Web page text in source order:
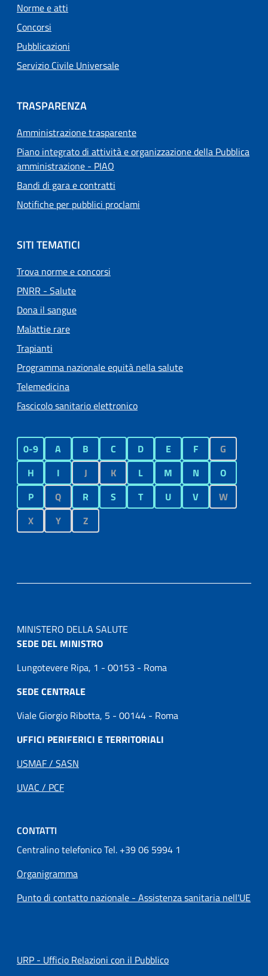
Norme e atti
Concorsi
Pubblicazioni
Servizio Civile Universale
TRASPARENZA
Amministrazione trasparente
Piano integrato di attività e organizzazione della Pubblica
amministrazione - PIAO
Bandi di gara e contratti
Notifiche per pubblici proclami
SITI TEMATICI
Trova norme e concorsi
PNRR - Salute
Dona il sangue
Malattie rare
Trapianti
Programma nazionale equità nella salute
Telemedicina
Fascicolo sanitario elettronico
0-9 A B C D E F
G
H
I J K L M N
O
P
Q R S T U V
W
X
Y Z
MINISTERO DELLA SALUTE
SEDE DEL MINISTRO
Lungotevere Ripa, 1 - 00153 - Roma
SEDE CENTRALE
Viale Giorgio Ribotta, 5 - 00144 - Roma
UFFICI PERIFERICI E TERRITORIALI
USMAF / SASN
UVAC / PCF
CONTATTI
Centralino telefonico Tel. +39 06 5994 1
Organigramma
Punto di contatto nazionale - Assistenza sanitaria nell'UE
URP - Ufficio Relazioni con il Pubblico